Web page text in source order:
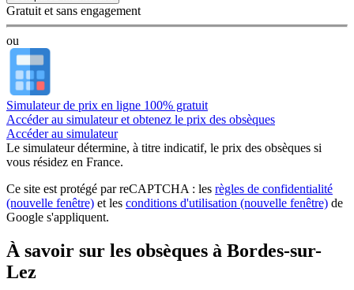
Gratuit et sans engagement
ou
Simulateur de prix en ligne 100% gratuit
Accéder au simulateur et obtenez le prix des obsèques
Accéder au simulateur
Le simulateurdétermine, à titre indicatif, le prix des obsèques si
vous résidez en France.
Ce site est protégé par reCAPTCHA : les règles de confidentialité
(nouvelle fenêtre) et les conditions d'utilisation (nouvelle fenêtre) de
Google s'appliquent.
À savoir sur les obsèques à Bordes-sur-
Lez